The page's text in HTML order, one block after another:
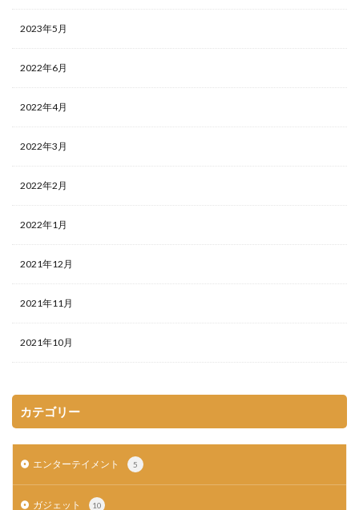
2023年5月
2022年6月
2022年4月
2022年3月
2022年2月
2022年1月
2021年12月
2021年11月
2021年10月
カテゴリー
エンターテイメント 5
ガジェット 10